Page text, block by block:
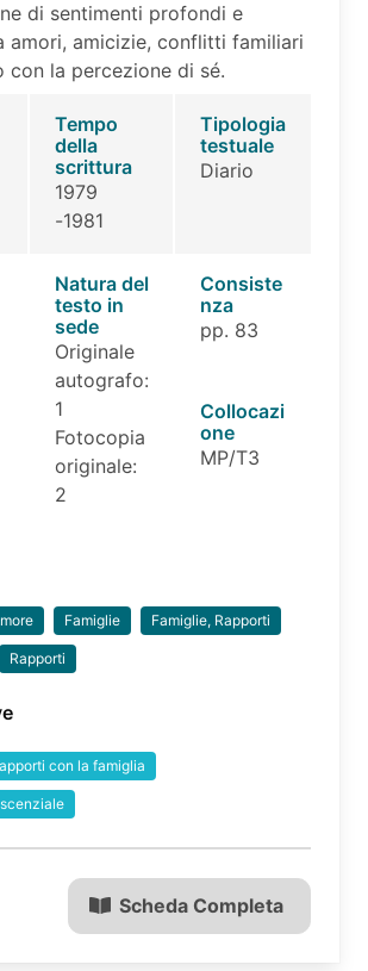
di sentimenti profondi e
amori, amicizie, conflitti familiari
con la percezione di sé.
Tempo
della
scrittura
1979
-1981
Tipologia
testuale
Diario
Natura del
testo in
sede
Originale
autografo:
1
Fotocopia
originale:
2
Consiste
nza
pp. 83
Collocazi
one
MP/T3
Famiglie Famiglie, Rapporti
Rapporti
con la famiglia
Scheda Completa